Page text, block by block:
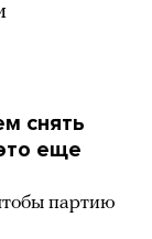
снять
еще
партию